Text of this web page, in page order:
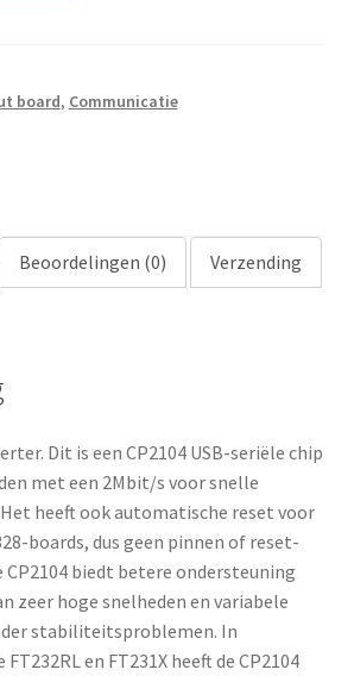
board, Communicatie
Beoordelingen (0) Verzending
Dit is een CP2104 USB-seriële chip
met een 2Mbit/s voor snelle
heeft ook automatische reset voor
boards, dus geen pinnen of reset-
CP2104 biedt betere ondersteuning
zeer hoge snelheden en variabele
stabiliteitsproblemen. In
en FT231X heeft de CP2104